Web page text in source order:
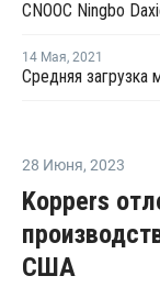
14 Мая, 2021
28 Июня, 2023
Koppers
США